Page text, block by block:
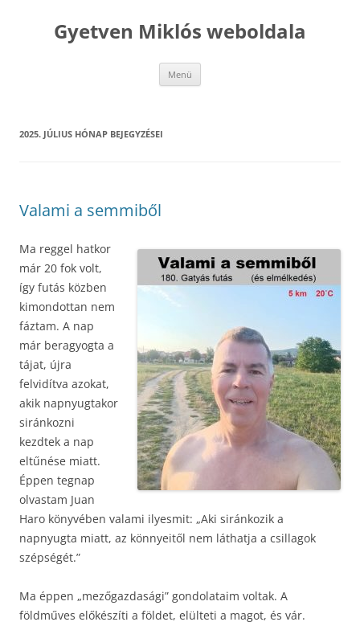
tartalombaGyetven Miklós weboldala
Menü
2025. JÚLIUS HÓNAP BEJEGYZÉSEI
Valami a semmiből
Ma reggel hatkor
már 20 fok volt,
így futás közben
kimondottan nem
fáztam. A nap
már beragyogta a
tájat, újra
felvidítva azokat,
akik napnyugtakor
siránkozni
kezdtek a nap
eltűnése miatt.
Éppen tegnap
olvastam Juan
Haro könyvében valami ilyesmit: „Aki siránkozik a
napnyugta miatt, az könnyeitől nem láthatja a csillagok
szépségét.”
Ma éppen „mezőgazdasági” gondolataim voltak. A
földműves előkészíti a földet, elülteti a magot, és vár.